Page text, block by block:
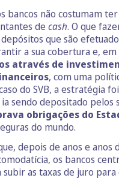
bancos não costumam
de cash. O que
que são
a sua cobertura e, em
através de
, com uma
do SVB, a estratégia
sendo depositado pelos
obrigações do
do mundo.
depois de anos e anos
os bancos
subir as taxas de juro